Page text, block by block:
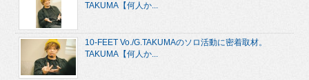
TAKUMA【何人か...
10-FEET Vo./G.TAKUMAのソロ活動に密着取材。
TAKUMA【何人か...